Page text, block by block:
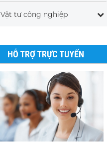
Vật tư công nghiệp
HỖ TRỢ TRỰC TUYẾN